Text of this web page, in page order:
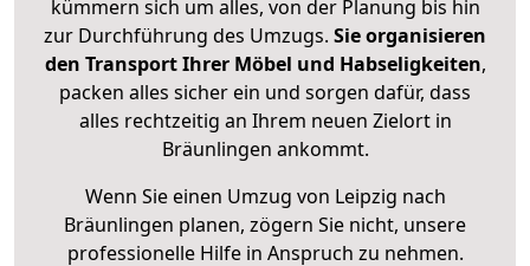
kümmern sich um alles, von der Planung bis hin
zur Durchführung des Umzugs. Sie organisieren
den Transport Ihrer Möbel und Habseligkeiten,
packen alles sicher ein und sorgen dafür, dass
alles rechtzeitig an Ihrem neuen Zielort in
Bräunlingen ankommt.
Wenn Sie einen Umzug von Leipzig nach
Bräunlingen planen, zögern Sie nicht, unsere
professionelle Hilfe in Anspruch zu nehmen.